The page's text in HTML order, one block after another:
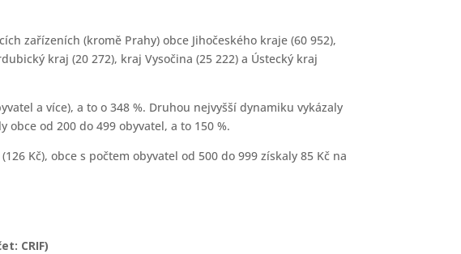
zařízeních (kromě Prahy) obce Jihočeského kraje (60 952),
kraj (20 272), kraj Vysočina (25 222) a Ústecký kraj
a více), a to o 348 %. Druhou nejvyšší dynamiku vykázaly
od 200 do 499 obyvatel, a to 150 %.
Kč), obce s počtem obyvatel od 500 do 999 získaly 85 Kč na
CRIF)